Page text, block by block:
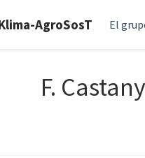
AgroSosT El
F.